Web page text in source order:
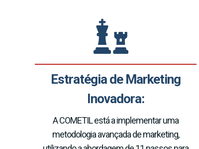
Estratégia de Marketing
Inovadora:
A COMETIL está a implementar uma
metodologia avançada de marketing,